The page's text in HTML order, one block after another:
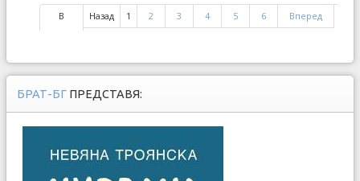
В
Назад 1 2 3 4 5 6 Вперед
БРАТ-БГ ПРЕДСТАВЯ: